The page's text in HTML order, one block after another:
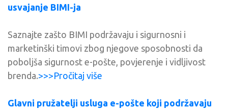
usvajanje BIMI-ja
Saznajte zašto BIMI podržavaju i sigurnosni i
marketinški timovi zbog njegove sposobnosti da
poboljša sigurnost e-pošte, povjerenje i vidljivost
brenda.>>>Pročitaj više
Glavni pružatelji usluga e-pošte koji podržavaju